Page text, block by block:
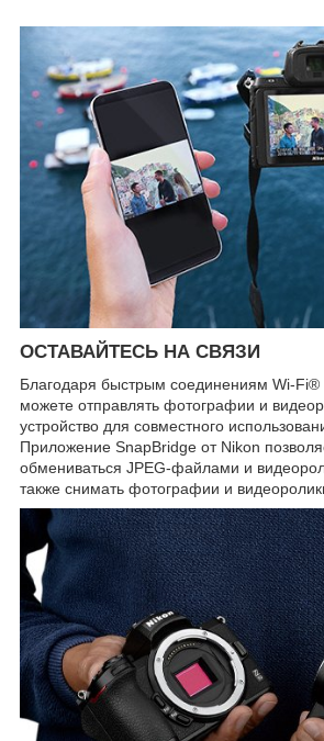
ОСТАВАЙТЕСЬ НА СВЯЗИ
Благодаря быстрым соединениям Wi-
можете отправлять фотографии и
устройство для совместного
Приложение SnapBridge от Nikon
обмениваться JPEG-файлами и
также снимать фотографии и